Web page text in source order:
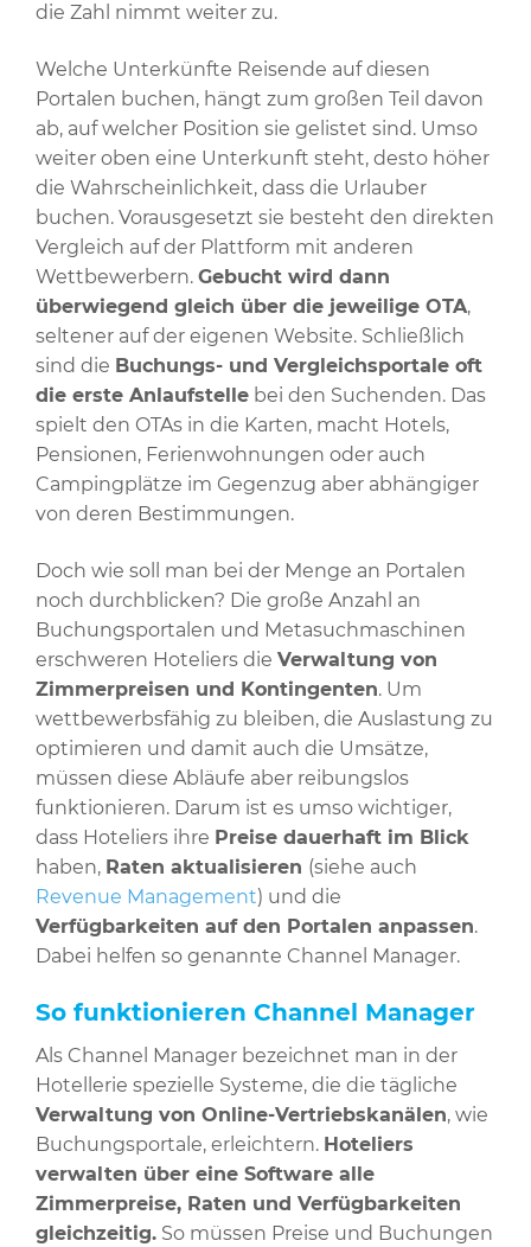
die Zahl nimmt weiter zu.
Welche Unterkünfte Reisende auf diesen
Portalen buchen, hängt zum großen Teil davon
ab, auf welcher Position sie gelistet sind. Umso
weiter oben eine Unterkunft steht, desto höher
die Wahrscheinlichkeit, dass die Urlauber
buchen. Vorausgesetzt sie besteht den direkten
Vergleich auf der Plattform mit anderen
Wettbewerbern. Gebucht wird dann
überwiegend gleich über die jeweilige OTA,
seltener auf der eigenen Website. Schließlich
sind die Buchungs- und Vergleichsportale oft
die erste Anlaufstelle bei den Suchenden. Das
spielt den OTAs in die Karten, macht Hotels,
Pensionen, Ferienwohnungen oder auch
Campingplätze im Gegenzug aber abhängiger
von deren Bestimmungen.
Doch wie soll man bei der Menge an Portalen
noch durchblicken? Die große Anzahl an
Buchungsportalen und Metasuchmaschinen
erschweren Hoteliers die Verwaltung von
Zimmerpreisen und Kontingenten. Um
wettbewerbsfähig zu bleiben, die Auslastung zu
optimieren und damit auch die Umsätze,
müssen diese Abläufe aber reibungslos
funktionieren. Darum ist es umso wichtiger,
dass Hoteliers ihre Preise dauerhaft im Blick
haben, Raten aktualisieren (siehe auch
Revenue Management) und die
Verfügbarkeiten auf den Portalen anpassen.
Dabei helfen so genannte Channel Manager.
So funktionieren Channel Manager
Als Channel Manager bezeichnet man in der
Hotellerie spezielle Systeme, die die tägliche
Verwaltung von Online-Vertriebskanälen, wie
Buchungsportale, erleichtern. Hoteliers
verwalten über eine Software alle
Zimmerpreise, Raten und Verfügbarkeiten
gleichzeitig. So müssen Preise und Buchungen